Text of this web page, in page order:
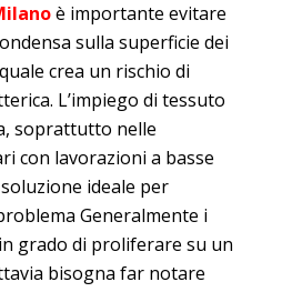
è importante evitare
sulla superficie dei
crea un rischio di
L’impiego di tessuto
soprattutto nelle
con lavorazioni a basse
ideale per
Generalmente i
grado di proliferare su un
bisogna far notare